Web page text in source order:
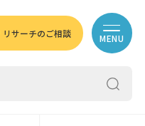
リサーチのご相談 MENU